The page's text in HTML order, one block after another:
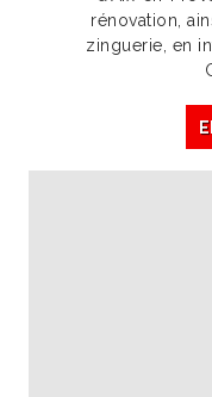
rénovation,
zinguerie, en